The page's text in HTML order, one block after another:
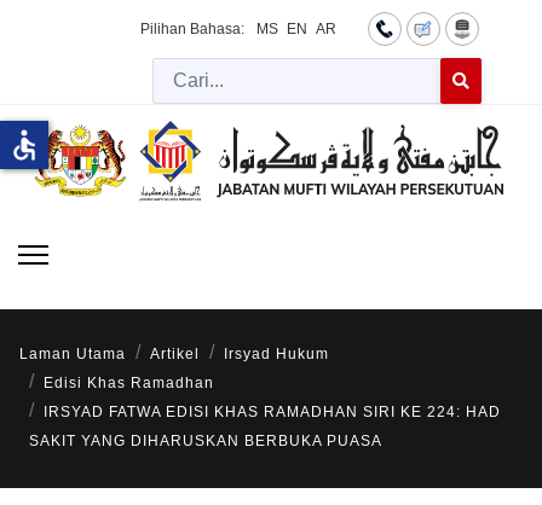
Pilihan Bahasa: MS EN AR
Cari
Laman Utama Artikel
Irsyad Hukum
Edisi Khas Ramadhan
IRSYAD FATWA EDISI KHAS RAMADHAN SIRI KE 224: HAD
SAKIT YANG DIHARUSKAN BERBUKA PUASA
accessible